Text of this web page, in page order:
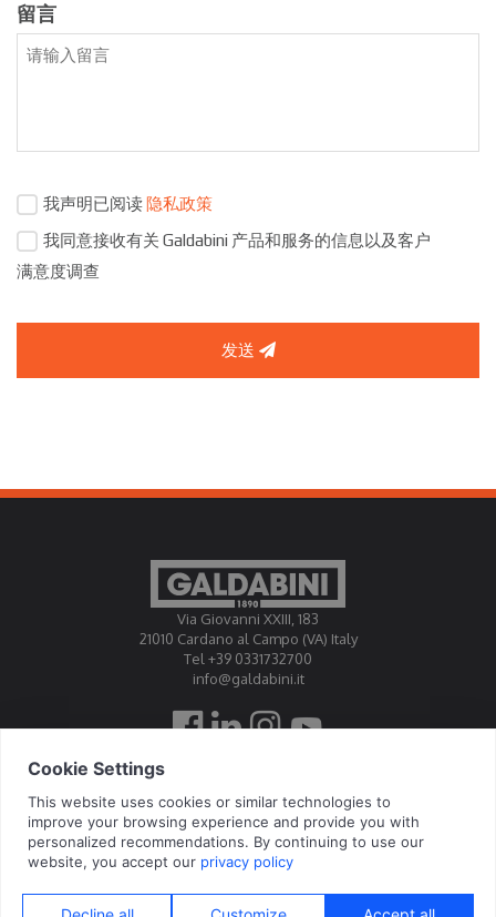
留言
我声明已阅读 隐私政策
我同意接收有关 Galdabini 产品和服务的信息以及客户
满意度调查
发送
Via Giovanni XXIII, 183
21010 Cardano al Campo (VA) Italy
Tel +39 0331732700
info@galdabini.it
高达比尼公司授权为官方标定中心EA, IAF, ILAC